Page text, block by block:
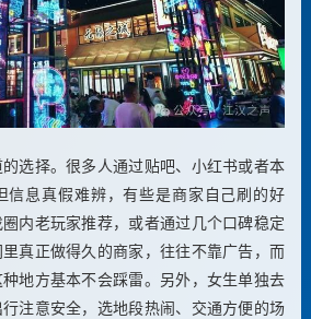
选择。很多人通过贴吧、小红书或者本
信息真假难辨，有些是商家自己刷的好
内老玩家推荐，或者通过几个口碑稳定
真正做得久的商家，往往不靠广告，而
地方基本不会踩雷。另外，女生单独去
注意安全，选地段热闹、交通方便的场